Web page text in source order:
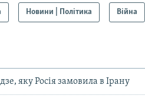
Новини | Політика Війна
яку Росія замовила в Ірану